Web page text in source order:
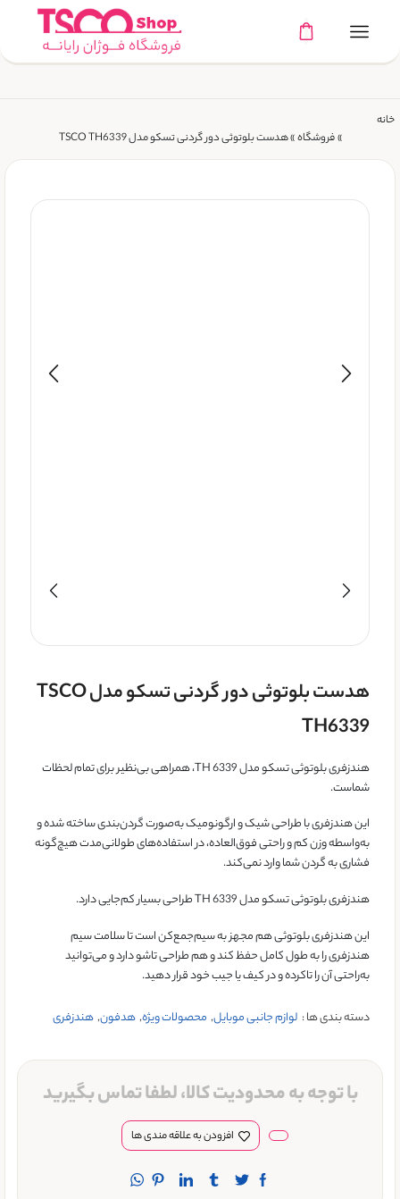
خانه
»فروشگاه»هدست بلوتوثی دور گردنی تسکو مدل TSCO TH6339
هدست بلوتوثی دور گردنی تسکو مدل TSCO
TH6339
هندزفری بلوتوثی تسکو مدل TH 6339، همراهی بی‌نظیر برای تمام لحظات
شماست.
این هندزفری با طراحی شیک و ارگونومیک به‌صورت گردن‌بندی ساخته شده و
به‌واسطه وزن کم و راحتی فوق‌العاده، در استفاده‌های طولانی‌مدت هیچ‌گونه
فشاری به گردن شما وارد نمی‌کند.
هندزفری بلوتوثی تسکو مدل TH 6339 طراحی بسیار کم‌جایی دارد.
این هندزفری بلوتوثی هم مجهز به سیم‌جمع‌کن است تا سلامت سیم
هندزفری را به طول کامل حفظ کند و هم طراحی تاشو دارد و می‌توانید
به‌راحتی آن را تاکرده و در کیف یا جیب خود قرار دهید.
دسته بندی ها : لوازم جانبی موبایل, محصولات ویژه,هدفون,هندزفری
با توجه به محدودیت کالا، لطفا تماس بگیرید
افزودن به علاقه مندی ها